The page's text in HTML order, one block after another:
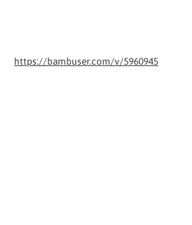
https://bambuser.com/v/5960945